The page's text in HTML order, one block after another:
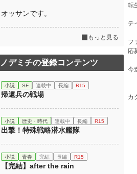
転
テ
フ
応
今
カ
オッサンです。
もっと見る
ノデミチの登録コンテンツ
小説 SF 連載中 長編 R15
帰還兵の戦場
小説 歴史・時代 連載中 長編 R15
出撃！特殊戦略潜水艦隊
小説 青春 完結 長編 R15
【完結】after the rain